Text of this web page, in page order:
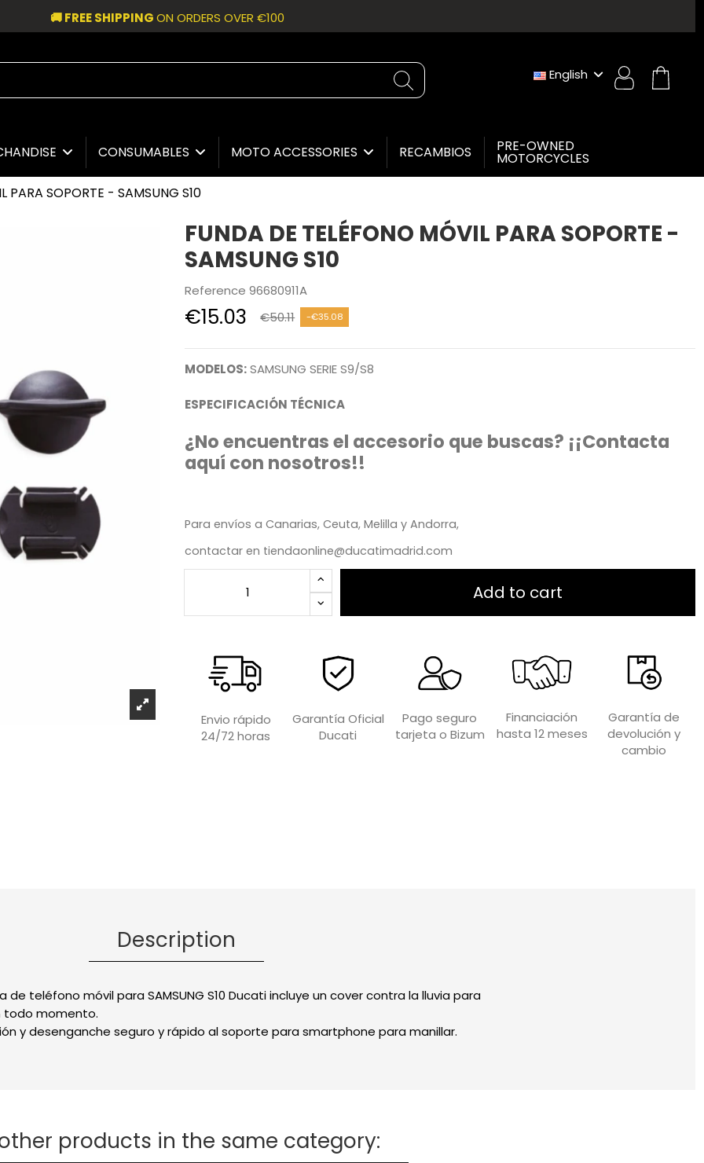
🚚 FREE SHIPPINGON ORDERS OVER €100
English
CONSUMABLES MOTO ACCESSORIES RECAMBIOS PRE-OWNED
MOTORCYCLES
PARA SOPORTE - SAMSUNG S10
FUNDA DE TELÉFONO MÓVIL PARA SOPORTE -
SAMSUNG S10
Reference 96680911A
€15.03 €50.11 -€35.08
MODELOS:SAMSUNG SERIE S9/S8
ESPECIFICACIÓN TÉCNICA
¿No encuentras el accesorio que buscas? ¡¡Contacta
aquí con nosotros!!
Para envíos a Canarias, Ceuta, Melilla y Andorra,
contactar en tiendaonline@ducatimadrid.com
Add to cart
Envio rápido
24/72 horas
Garantía Oficial
Ducati
Pago seguro
tarjeta o Bizum
Financiación
hasta 12 meses
Garantía de
devolución y
cambio
Description
de teléfono móvil para SAMSUNG S10 Ducati incluye un cover contra la lluvia para
todo momento.
y desenganche seguro y rápido al soporte para smartphone para manillar.
products in the same category: